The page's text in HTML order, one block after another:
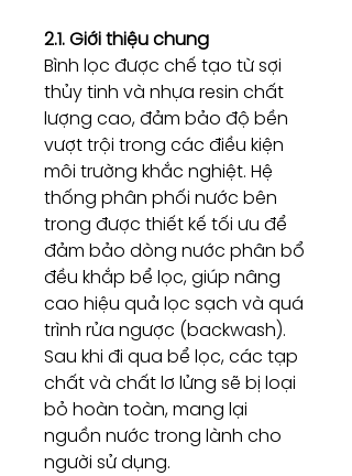
2.1. Giới thiệu chung
Bình lọc được chế tạo từ sợi
thủy tinh và nhựa resin chất
lượng cao, đảm bảo độ bền
vượt trội trong các điều kiện
môi trường khắc nghiệt. Hệ
thống phân phối nước bên
trong được thiết kế tối ưu để
đảm bảo dòng nước phân bổ
đều khắp bể lọc, giúp nâng
cao hiệu quả lọc sạch và quá
trình rửa ngược (backwash).
Sau khi đi qua bể lọc, các tạp
chất và chất lơ lửng sẽ bị loại
bỏ hoàn toàn, mang lại
nguồn nước trong lành cho
người sử dụng.